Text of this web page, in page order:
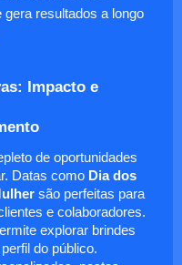
resultados a longo
Impacto e
de oportunidades
Datas como Dia dos
são perfeitas para
e colaboradores.
explorar brindes
do público.